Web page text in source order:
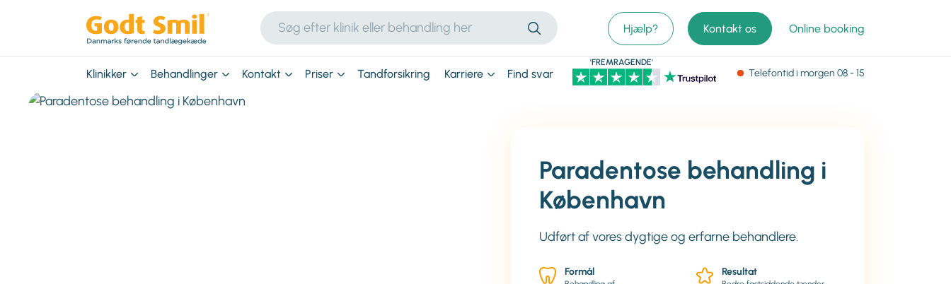
Hjælp? Kontakt os Online booking
Klinikker Behandlinger Kontakt Priser Tandforsikring Karriere Find svar
'FREMRAGENDE'
Telefontidi morgen 08 - 15
Paradentose behandling i
København
Udført af vores dygtige og erfarne behandlere.
Formål Resultat